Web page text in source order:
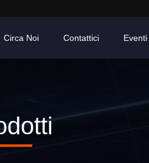
Circa Noi Contattici Eventi